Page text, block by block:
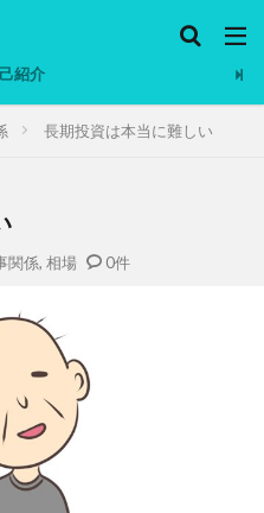
紹介
長期投資は本当に難しい
関係, 相場 0件
ルト